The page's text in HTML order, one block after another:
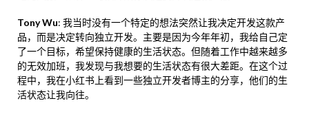
Tony Wu: 我当时没有一个特定的想法突然让我决定开发这款产
品，而是决定转向独立开发。主要是因为今年年初，我给自己定
了一个目标，希望保持健康的生活状态。但随着工作中越来越多
的无效加班，我发现与我想要的生活状态有很大差距。在这个过
程中，我在小红书上看到一些独立开发者博主的分享，他们的生
活状态让我向往。